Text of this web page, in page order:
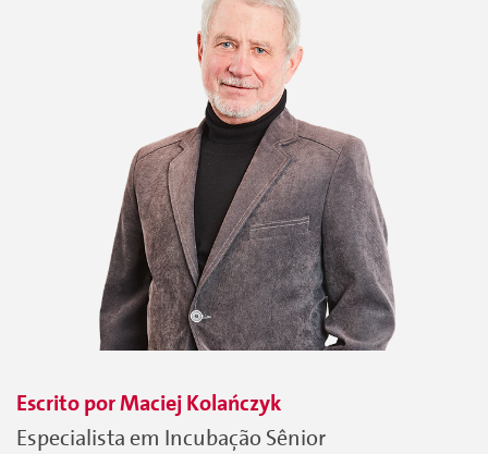
Escrito porMaciejKolańczyk
Especialista em Incubação Sênior